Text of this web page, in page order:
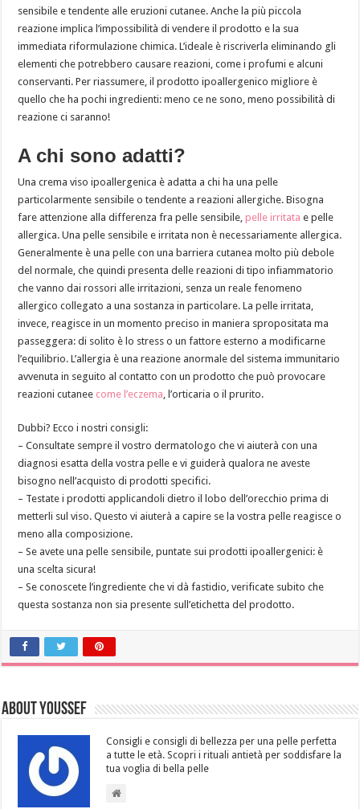
sensibile e tendente alle eruzioni cutanee. Anche la più piccola
reazione implica l’impossibilità di vendere il prodotto e la sua
immediata riformulazione chimica. L’ideale è riscriverla eliminando gli
elementi che potrebbero causare reazioni, come i profumi e alcuni
conservanti. Per riassumere, il prodotto ipoallergenico migliore è
quello che ha pochi ingredienti: meno ce ne sono, meno possibilità di
reazione ci saranno!
A chi sono adatti?
Una crema viso ipoallergenica è adatta a chi ha una pelle
particolarmente sensibile o tendente a reazioni allergiche. Bisogna
fare attenzione alla differenza fra pelle sensibile,pelle irritata e pelle
allergica. Una pelle sensibile e irritata non è necessariamente allergica.
Generalmente è una pelle con una barriera cutanea molto più debole
del normale, che quindi presenta delle reazioni di tipo infiammatorio
che vanno dai rossori alle irritazioni, senza un reale fenomeno
allergico collegato a una sostanza in particolare. La pelle irritata,
invece, reagisce in un momento preciso in maniera spropositata ma
passeggera: di solito è lo stress o un fattore esterno a modificarne
l’equilibrio. L’allergia è una reazione anormale del sistema immunitario
avvenuta in seguito al contatto con un prodotto che può provocare
reazioni cutanee come l’eczema , l’orticaria o il prurito.
Dubbi? Ecco i nostri consigli:
– Consultate sempre il vostro dermatologo che vi aiuterà con una
diagnosi esatta della vostra pelle e vi guiderà qualora ne aveste
bisogno nell’acquisto di prodotti specifici.
– Testate i prodotti applicandoli dietro il lobo dell’orecchio prima di
metterli sul viso. Questo vi aiuterà a capire se la vostra pelle reagisce o
meno alla composizione.
– Se avete una pelle sensibile, puntate sui prodotti ipoallergenici: è
una scelta sicura!
– Se conoscete l’ingrediente che vi dà fastidio, verificate subito che
questa sostanza non sia presente sull’etichetta del prodotto.
About Youssef
Consigli e consigli di bellezza per una pelle perfetta
a tutte le età. Scopri i rituali antietà per soddisfare la
tua voglia di bella pelle